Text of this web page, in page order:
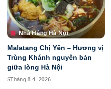
Nhà Hàng Hà Nội
Malatang Chị Yến – Hương vị
Trùng Khánh nguyên bản
giữa lòng Hà Nội
Tháng 8 4, 2026